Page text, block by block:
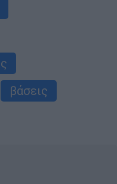
βάσεις